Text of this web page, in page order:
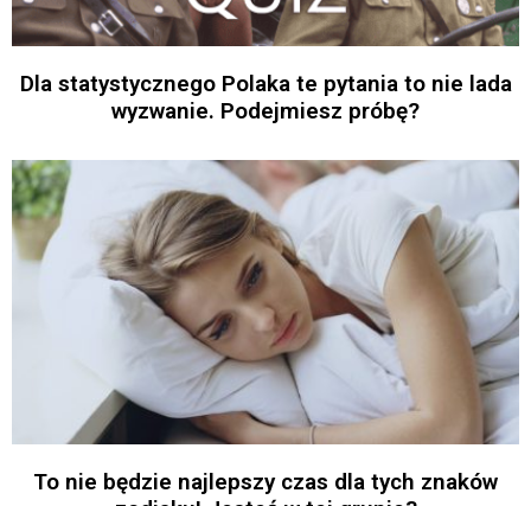
Dla statystycznego Polaka te pytania to nie lada
wyzwanie. Podejmiesz próbę?
To nie będzie najlepszy czas dla tych znaków